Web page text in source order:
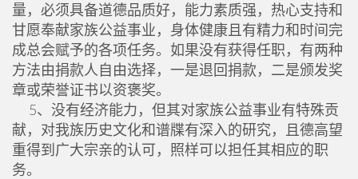
量，必须具备道德品质好，能力素质强，热心支持和
甘愿奉献家族公益事业，身体健康且有精力和时间完
成总会赋予的各项任务。如果没有获得任职，有两种
方法由捐款人自由选择，一是退回捐款，二是颁发奖
章或荣誉证书以资褒奖。
5、没有经济能力，但其对家族公益事业有特殊贡
献，对我族历史文化和谱牒有深入的研究，且德高望
重得到广大宗亲的认可，照样可以担任其相应的职
务。